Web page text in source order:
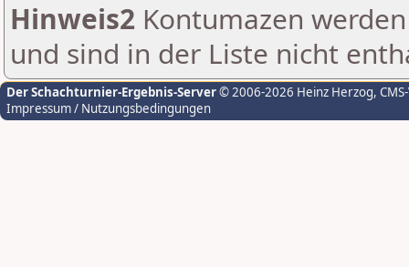
Hinweis2 Kontumazen
und sind in der Liste nicht
Der Schachturnier-Ergebnis-Server© 2006-2026 Heinz Herzog,
Impressum / Nutzungsbedingungen